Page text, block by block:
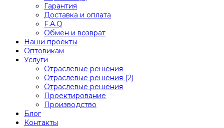
Гарантия
Доставка и оплата
F.A.Q
Обмен и возврат
Наши проекты
Оптовикам
Услуги
Отраслевые решения
Отраслевые решения (2)
Отраслевые решения
Проектирование
Производство
Блог
Контакты